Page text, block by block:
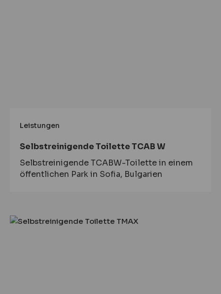
Leistungen
Selbstreinigende Toilette TCAB W
Selbstreinigende TCABW-Toilette in einem
öffentlichen Park in Sofia, Bulgarien